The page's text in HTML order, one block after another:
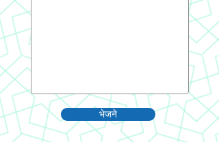
भेजने